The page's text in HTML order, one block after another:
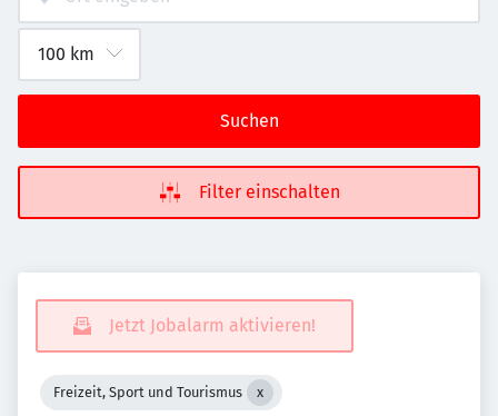
Suchen
Filter einschalten
Jetzt Jobalarm aktivieren!
Freizeit, Sport und Tourismus